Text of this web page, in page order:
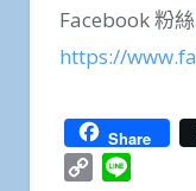
Facebook 粉絲
https://
Share
Copy